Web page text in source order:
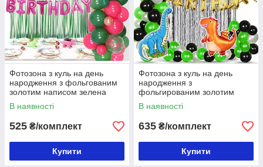
Фотозона з куль на день
народження з фольгованим
золотим написом зелена
Happy Birthday Динозавр
В наявності
525 ₴/комплект
Купити
Фотозона з куль на день
народження з
фольгированим золотим
написом зелена Happy
Birthday Динозавр
В наявності
635 ₴/комплект
Купити